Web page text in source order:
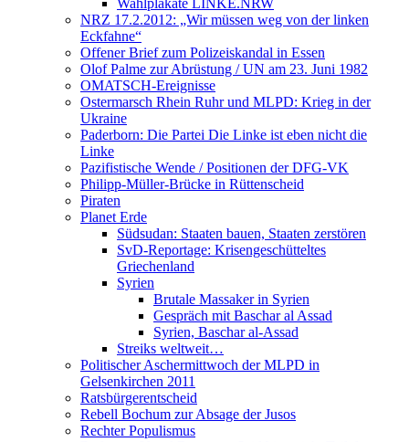
Wahlplakate LINKE.NRW
NRZ 17.2.2012: „Wir müssen weg von der linken
Eckfahne“
Offener Brief zum Polizeiskandal in Essen
Olof Palme zur Abrüstung / UN am 23. Juni 1982
OMATSCH-Ereignisse
Ostermarsch Rhein Ruhr und MLPD: Krieg in der
Ukraine
Paderborn: Die Partei Die Linke ist eben nicht die
Linke
Pazifistische Wende / Positionen der DFG-VK
Philipp-Müller-Brücke in Rüttenscheid
Piraten
Planet Erde
Südsudan: Staaten bauen, Staaten zerstören
SvD-Reportage: Krisengeschütteltes
Griechenland
Syrien
Brutale Massaker in Syrien
Gespräch mit Baschar al Assad
Syrien, Baschar al-Assad
Streiks weltweit…
Politischer Aschermittwoch der MLPD in
Gelsenkirchen 2011
Ratsbürgerentscheid
Rebell Bochum zur Absage der Jusos
Rechter Populismus